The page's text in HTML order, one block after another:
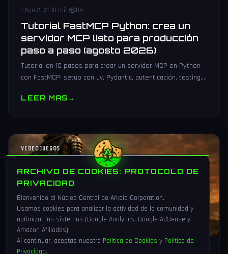
1 Ago 202618 min 89
Tutorial FastMCP Python: crea un
servidor MCP listo para producción
paso a paso (agosto 2026)
Tutorial en 10 pasos para crear un servidor MCP en Python
con FastMCP: setup con uv, Pydantic, autenticación, testing,
LEER MAS→
VIDEOJUEGOS
ARCHIVO DE COOKIES: PROTOCOLO DE
PRIVACIDAD
Bienvenido al Núcleo Central de Arkaia Corporation.
Usamos cookies para analizar la actividad de la comunidad y
optimizar los sistemas (Google Analytics, Google AdSense y
Amazon Afiliados).
Al continuar, aceptas nuestra Política de Cookies y Política de
Privacidad.